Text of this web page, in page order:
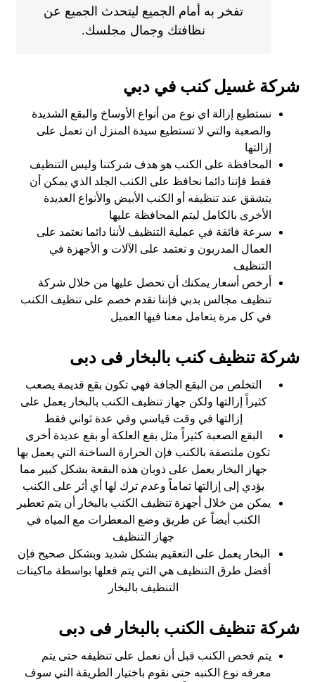
تفخر به أمام الجميع ليتحدث الجميع عن
نظافتك وجمال مجلسك.
شركة غسيل كنب في دبي
نستطيع إزالة اي نوع من أنواع الأوساخ والبقع الشديدة
والصعبة والتي لا تستطيع سيدة المنزل ان تعمل على
إزالتها
المحافظة على الكنب هو هدف شركتنا وليس التنظيف
فقط فإننا دائما نحافظ على الكنب الجلد الذي يمكن أن
يتشقق عند تنظيفه أو الكنب الأبيض والأنواع العديدة
الأخرى بالكامل ليتم المحافظة عليها
سرعة فائقة في عملية التنظيف لأننا دائما نعتمد على
العمال المدربون و نعتمد على الآلات و الأجهزة في
التنظيف
أرخص أسعار يمكنك أن تحصل عليها من خلال شركة
تنظيف مجالس بدبي فإننا نقدم خصم على تنظيف الكنب
في كل مرة يتعامل معنا فيها العميل
شركة تنظيف كنب بالبخار فى دبى
التخلص من البقع الجافة فهي تكون بقع قديمة يصعب
كثيراً إزالتها ولكن جهاز تنظيف الكنب بالبخار يعمل على
إزالتها في وقت قياسي وفي عدة ثواني فقط
البقع الصعبة كثيراً مثل بقع العلكة أو بقع عديدة أخرى
تكون ملتصقة بالكنب فإن الحرارة الساخنة التي يعمل بها
جهاز البخار يعمل على ذوبان هذه البقعة بشكل كبير مما
يؤدي إلى إزالتها تماماً وعدم ترك لها أي أثر على الكنب
يمكن من خلال أجهزة تنظيف الكنب بالبخار أن يتم تعطير
الكنب أيضاً عن طريق وضع المعطرات مع المياه في
جهاز التنظيف
البخار يعمل على التعقيم بشكل شديد وبشكل صحيح فإن
أفضل طرق التنظيف هي التي يتم فعلها بواسطة ماكينات
التنظيف بالبخار
شركة تنظيف الكنب بالبخار فى دبى
يتم فحص الكنب قبل أن نعمل على تنظيفه حتى يتم
معرفه نوع الكنبه حتى نقوم باختيار الطريقة التي سوف